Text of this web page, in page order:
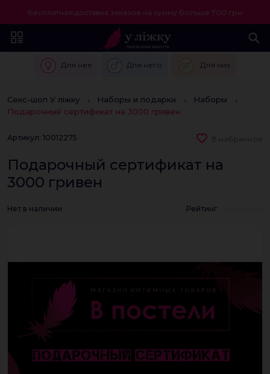
Бесплатная доставка заказов на сумму больше 700 грн
Для нее Для него Для них
Секс-шоп У ліжку Наборы и подарки
Наборы
Подарочный сертификат на 3000 гривен
Артикул: 10012275 В избранное
Подарочный сертификат на
3000 гривен
Нет в наличии Рейтинг